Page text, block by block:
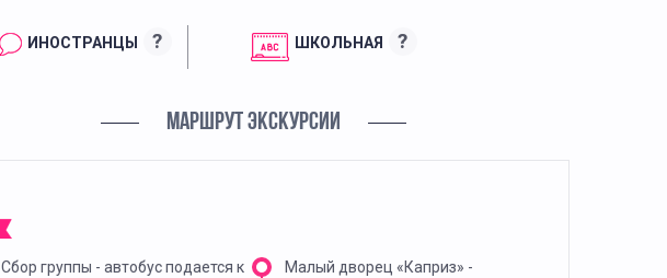
ИНОСТРАНЦЫ ? ШКОЛЬНАЯ ?
МАРШРУТ ЭКСКУРСИИ
Сбор группы - автобус подается к
Малый дворец «Каприз» -